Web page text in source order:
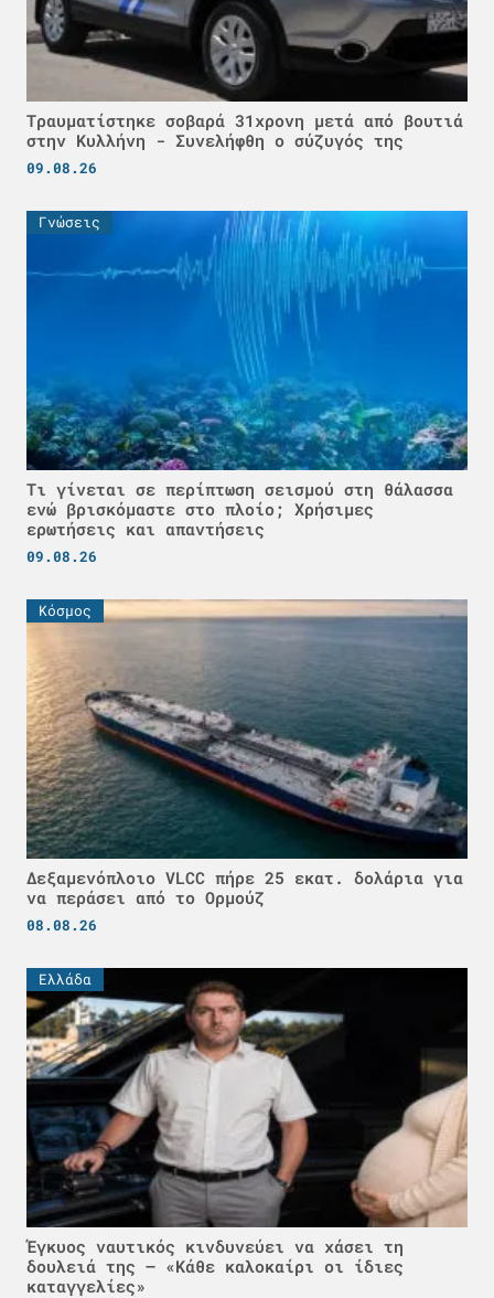
Τραυματίστηκε σοβαρά 31χρονη μετά από βουτιά
στην Κυλλήνη - Συνελήφθη ο σύζυγός της
09.08.26
Γνώσεις
Τι γίνεται σε περίπτωση σεισμού στη θάλασσα
ενώ βρισκόμαστε στο πλοίο; Χρήσιμες
ερωτήσεις και απαντήσεις
09.08.26
Κόσμος
Δεξαμενόπλοιο VLCC πήρε 25 εκατ. δολάρια για
να περάσει από το Ορμούζ
08.08.26
Ελλάδα
Έγκυος ναυτικός κινδυνεύει να χάσει τη
δουλειά της – «Κάθε καλοκαίρι οι ίδιες
καταγγελίες»